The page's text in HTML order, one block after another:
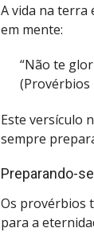
A vida na terra
em mente:
“Não te
(Provérbios
Este versículo
sempre
Preparando-
Os provérbios
para a